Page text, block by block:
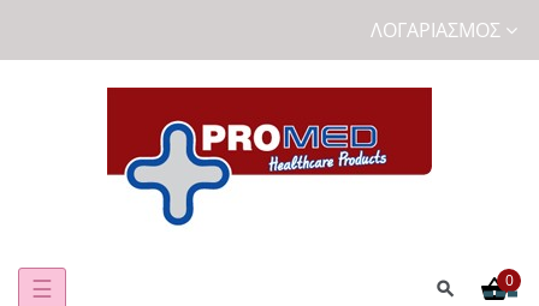
ΛΟΓΑΡΙΑΣΜΌΣ
Toggle
☰ 0